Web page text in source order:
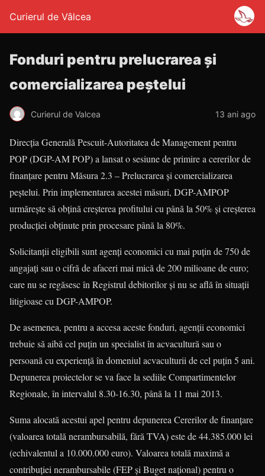
Curierul de Vâlcea
Fonduri pentru prelucrarea şi
comercializarea peştelui
Curierul de Valcea 13 ani ago
Direcţia Generală Pescuit-Autoritatea de Management pentru
POP (DGP-AM POP) a lansat o sesiune de primire a ce­re­rilor de
finanţare pentru Măsura 2.3 – Prelucrarea şi co­mer­­cializarea
peştelui. Prin implementarea acestei măsuri, DGP-AMPOP
urmăreşte să obţină creşterea profitului cu până la 50% şi creşterea
producţiei obţinute prin procesare până la 80%.
Solicitanţii eligibili sunt agenţi economici cu mai puţin de 750 de
angajaţi sau o cifră de afaceri mai mică de 200 milioane de euro;
care nu se regăsesc în Registrul debitorilor şi nu se află în situaţii
litigioase cu DGP-AMPOP.
De asemenea, pentru a accesa aceste fonduri, agenţii economici
trebuie să aibă cel puţin un specialist în acvacultură sau o
persoană cu experienţă în domeniul acvaculturii de cel puţin 5 ani.
Depunerea proiectelor se va face la sediile Compartimentelor
Regionale, în intervalul 8.30-16.30, până la 11 mai 2013.
Suma alocată acestui apel pentru depunerea Cererilor de finanţare
(valoarea totală nerambursabilă, fără TVA) este de 44.385.000 lei
(echivalentul a 10.000.000 euro). Valoarea to­tală maximă a
contribuţiei nerambursabile (FEP şi Buget na­ţional) pentru o